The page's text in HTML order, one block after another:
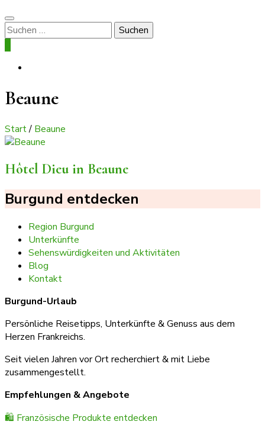
Suchen
nach:
Beaune
Start/ Beaune
Hôtel Dieu in Beaune
Burgund entdecken
Region Burgund
Unterkünfte
Sehenswürdigkeiten und Aktivitäten
Blog
Kontakt
Burgund-Urlaub
Persönliche Reisetipps, Unterkünfte & Genuss aus dem
Herzen Frankreichs.
Seit vielen Jahren vor Ort recherchiert & mit Liebe
zusammengestellt.
Empfehlungen & Angebote
🛍️ Französische Produkte entdecken